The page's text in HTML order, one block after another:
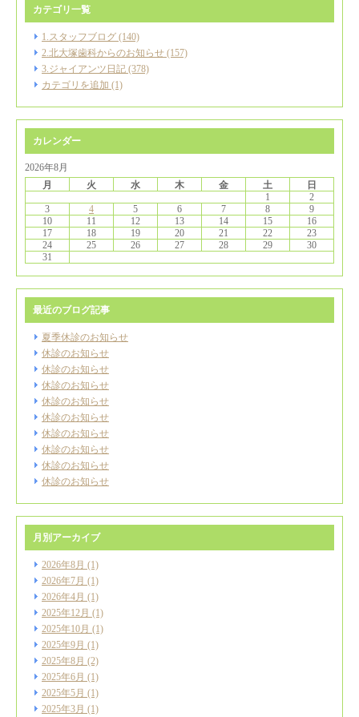
カテゴリ一覧
1.スタッフブログ (140)
2.北大塚歯科からのお知らせ (157)
3.ジャイアンツ日記 (378)
カテゴリを追加 (1)
カレンダー
2026年8月
月
火 水 木 金 土
日
1
2
3
4 5 6 7 8
9
10
11 12 13 14 15
16
17
18 19 20 21 22
23
24
25 26 27 28 29
30
31
最近のブログ記事
夏季休診のお知らせ
休診のお知らせ
休診のお知らせ
休診のお知らせ
休診のお知らせ
休診のお知らせ
休診のお知らせ
休診のお知らせ
休診のお知らせ
休診のお知らせ
月別アーカイブ
2026年8月 (1)
2026年7月 (1)
2026年4月 (1)
2025年12月 (1)
2025年10月 (1)
2025年9月 (1)
2025年8月 (2)
2025年6月 (1)
2025年5月 (1)
2025年3月 (1)